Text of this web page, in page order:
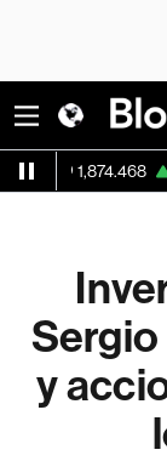
+0.37%
Sergio
y